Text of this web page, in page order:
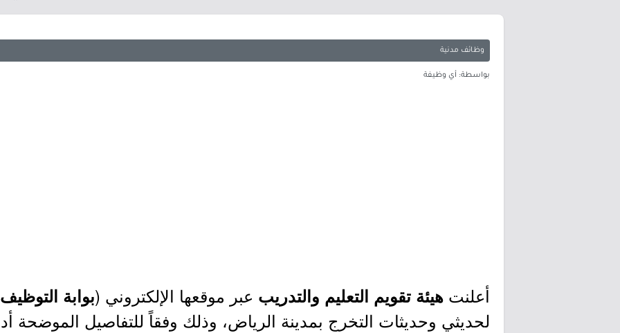
وظائف مدنية
بواسطة: أي وظيفة
أعلنت هيئة تقويم التعليم والتدريب عبر موقعها الإلكتروني (بوابة التوظيف
لحديثي وحديثات التخرج بمدينة الرياض، وذلك وفقاً للتفاصيل الموضحة